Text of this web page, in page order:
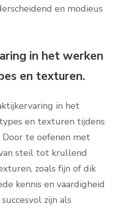
en modieus
in het werken
en texturen.
in het
en texturen tijdens
te oefenen met
steil tot krullend
zoals fijn of dik
kennis en vaardigheid
zijn als